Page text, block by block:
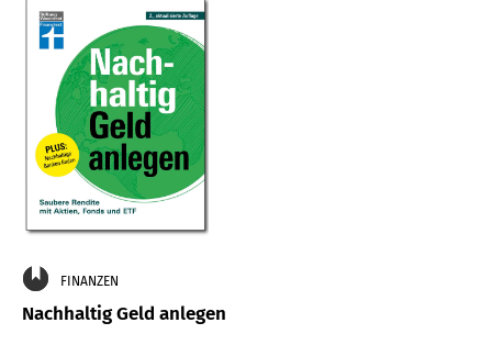
FINANZEN
Nachhaltig Geld anlegen